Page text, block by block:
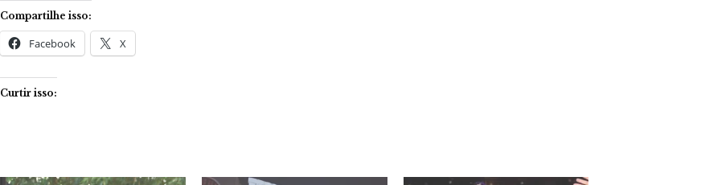
Compartilhe isso:
Facebook X
Curtir isso: